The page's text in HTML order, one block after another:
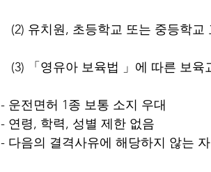
(2) 유치원, 초등학교 또는 중등학교
(3) 「영유아 보육법 」에 따른 보육
- 운전면허 1종 보통 소지 우대
- 연령, 학력, 성별 제한 없음
- 다음의 결격사유에 해당하지 않는 자